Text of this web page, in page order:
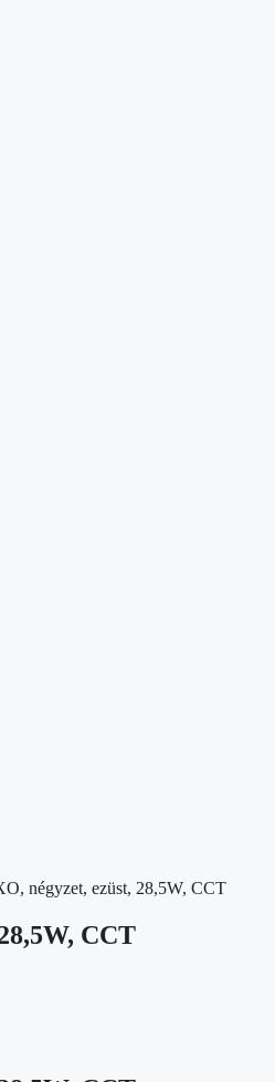
négyzet, ezüst, 28,5W, CCT
CCT